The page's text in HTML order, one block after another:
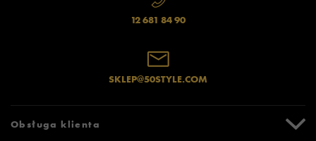
12 681 84 90
SKLEP@50STYLE.COM
Obsługa klienta